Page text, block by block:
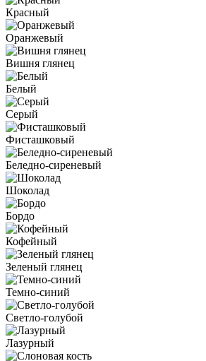
Красный
Оранжевый
Вишня глянец
Белый
Серый
Фисташковый
Беледно-сиреневый
Шоколад
Бордо
Кофейный
Зеленый глянец
Темно-синий
Светло-голубой
Лазурный